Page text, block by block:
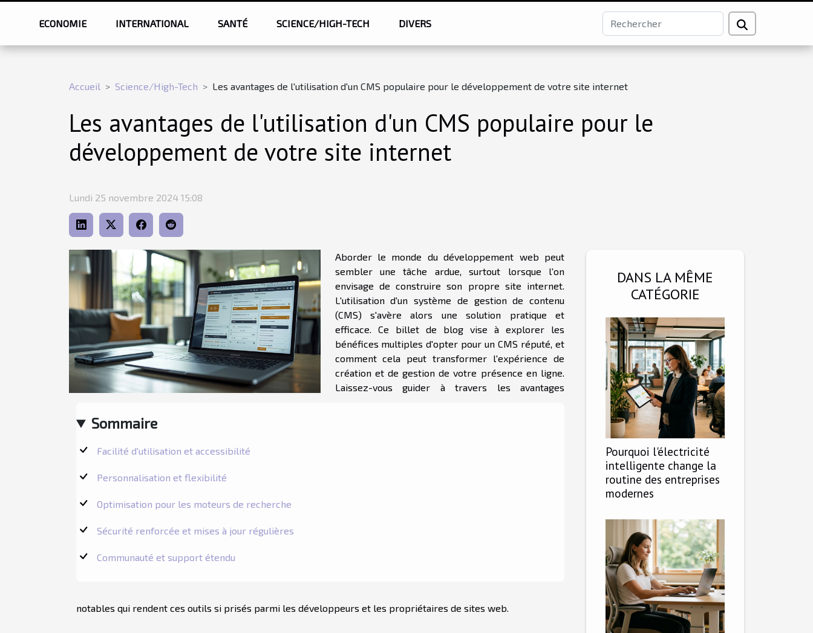
ECONOMIE INTERNATIONAL SANTÉ SCIENCE/HIGH-TECH DIVERS
Accueil Science/High-Tech Les avantages de l'utilisation d'un CMS populaire pour le développement de votre site internet
Les avantages de l'utilisation d'un CMS populaire pour le
développement de votre site internet
Lundi 25 novembre 2024 15:08
Sommaire
Facilité d'utilisation et accessibilité
Personnalisation et flexibilité
Optimisation pour les moteurs de recherche
Sécurité renforcée et mises à jour régulières
Communauté et support étendu
Aborder le monde du développement web peut
sembler une tâche ardue, surtout lorsque l'on
envisage de construire son propre site internet.
L'utilisation d'un système de gestion de contenu
(CMS) s'avère alors une solution pratique et
efficace. Ce billet de blog vise à explorer les
bénéfices multiples d'opter pour un CMS réputé, et
comment cela peut transformer l'expérience de
création et de gestion de votre présence en ligne.
Laissez-vous guider à travers les avantages
notables qui rendent ces outils si prisés parmi les développeurs et les propriétaires de sites web.
DANS LA MÊME
CATÉGORIE
Pourquoi l'électricité
intelligente change la
routine des entreprises
modernes